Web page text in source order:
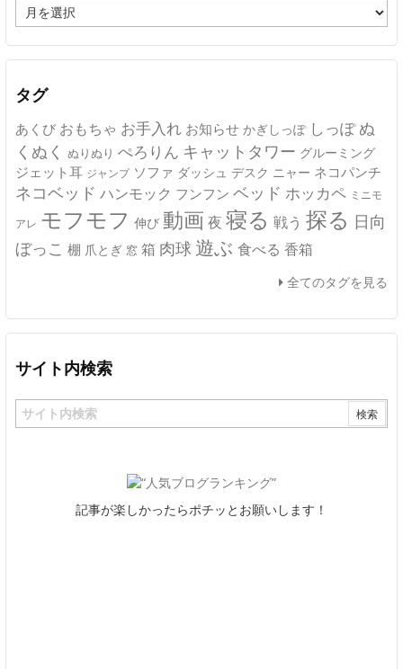
ー
カ
イ
タグ
あくび おもちゃ お手入れ お知らせ かぎしっぽ しっぽ ぬ
くぬく ぬりぬり ぺろりん キャットタワー グルーミング
ジェット耳 ジャンプ ソファ ダッシュ デスク ニャー ネコパンチ
ネコベッド ハンモック フンフン ベッド ホッカペ ミニモ
アレ モフモフ 伸び 動画 夜 寝る 戦う 探る 日向
ぼっこ 棚 爪とぎ 窓 箱 肉球 遊ぶ 食べる 香箱
全てのタグを見る
サイト内検索
記事が楽しかったらポチッとお願いします！